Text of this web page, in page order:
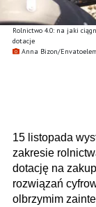
Rolnictwo 4.0: na jaki
dotacje
Anna Bizon/
15 listopada
zakresie
dotację na
rozwiązań
olbrzymim